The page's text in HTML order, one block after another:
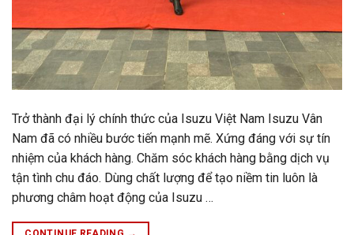
Trở thành đại lý chính thức của Isuzu Việt Nam Isuzu Vân
Nam đã có nhiều bước tiến mạnh mẽ. Xứng đáng với sự tín
nhiệm của khách hàng. Chăm sóc khách hàng bằng dịch vụ
tận tình chu đáo. Dùng chất lượng để tạo niềm tin luôn là
phương châm hoạt động của Isuzu …